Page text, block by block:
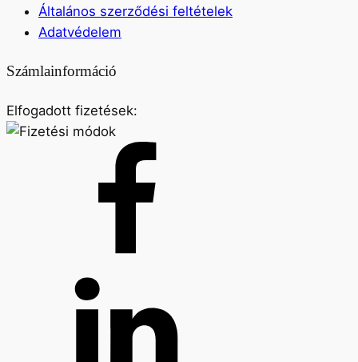
Általános szerződési feltételek
Adatvédelem
Számlainformáció
Elfogadott fizetések: